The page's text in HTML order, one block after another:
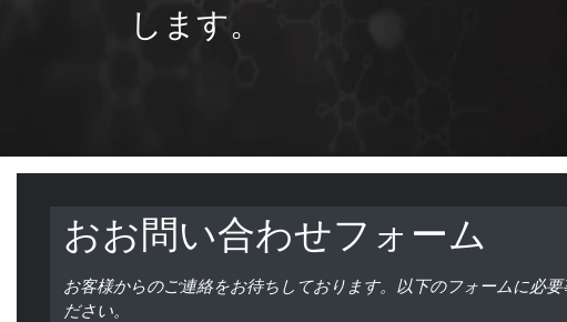
します。
おお問い合わせフォーム
お客様からのご連絡をお待ちしております。以下のフォームに必要
ださい。